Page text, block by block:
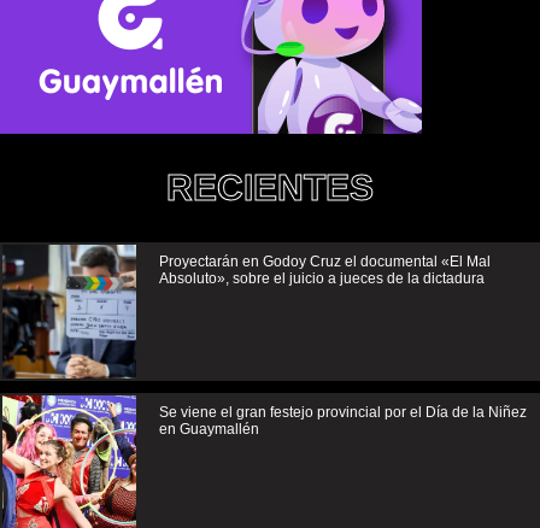
RECIENTES
Proyectarán en Godoy Cruz el documental «El Mal
Absoluto», sobre el juicio a jueces de la dictadura
Se viene el gran festejo provincial por el Día de la Niñez
en Guaymallén